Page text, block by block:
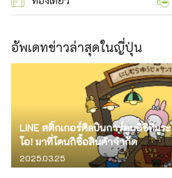
อัพเดทข่าวล่าสุดในญี่ปุ่น
LINE สติ๊กเกอร์ศิลปินการ์ตูนนิชิทีมูร
โอ! มาที่โดนกิซื้อสินค้าจำกัด
2025.03.25